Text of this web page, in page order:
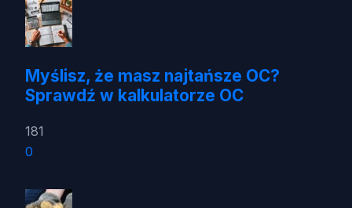
Myślisz, że masz najtańsze OC?
Sprawdź w kalkulatorze OC
181
0